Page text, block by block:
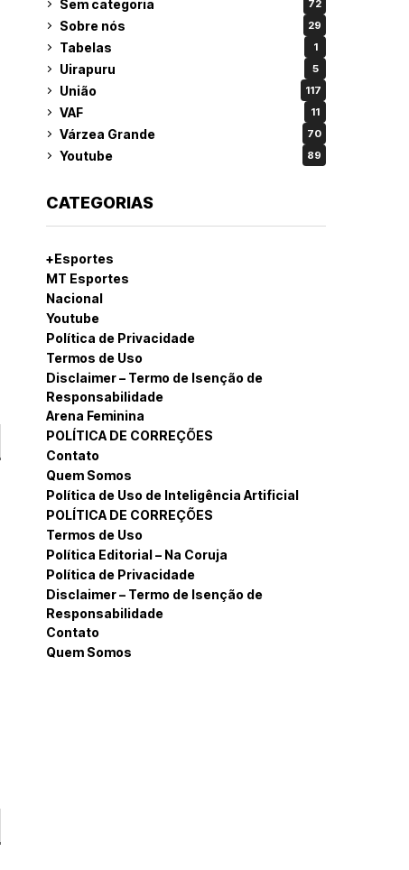
Sem categoria 72
Sobre nós 29
Tabelas 1
Uirapuru 5
União 117
VAF 11
Várzea Grande 70
Youtube 89
CATEGORIAS
+Esportes
MT Esportes
Nacional
Youtube
Política de Privacidade
Termos de Uso
Disclaimer – Termo de Isenção de
Responsabilidade
Arena Feminina
POLÍTICA DE CORREÇÕES
Contato
Quem Somos
Política de Uso de Inteligência Artificial
POLÍTICA DE CORREÇÕES
Termos de Uso
Política Editorial – Na Coruja
Política de Privacidade
Disclaimer – Termo de Isenção de
Responsabilidade
Contato
Quem Somos